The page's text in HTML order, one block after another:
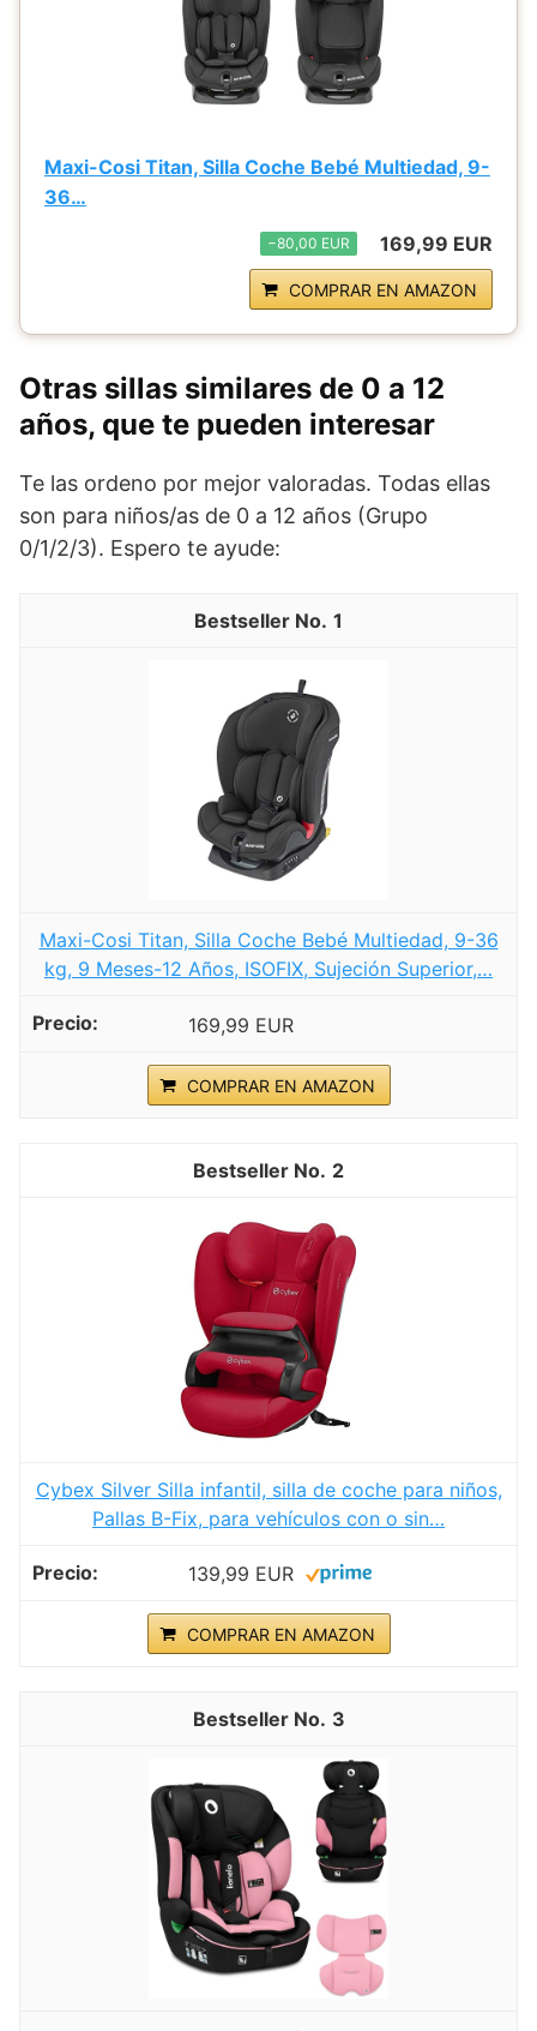
Maxi-Cosi Titan, Silla Coche Bebé Multiedad, 9-
36…
−80,00 EUR 169,99 EUR
COMPRAR EN AMAZON
Otras sillas similares de 0 a 12
años, que te pueden interesar
Te las ordeno por mejor valoradas. Todas ellas
son para niños/as de 0 a 12 años (Grupo
0/1/2/3). Espero te ayude:
1
Maxi-Cosi Titan, Silla Coche Bebé Multiedad, 9-36
kg, 9 Meses-12 Años, ISOFIX, Sujeción Superior,…
169,99 EUR
COMPRAR EN AMAZON
2
Cybex Silver Silla infantil, silla de coche para niños,
Pallas B-Fix, para vehículos con o sin…
139,99 EUR
COMPRAR EN AMAZON
3